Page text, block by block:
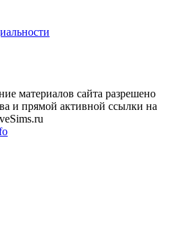
материалов сайта разрешено
и прямой активной ссылки на